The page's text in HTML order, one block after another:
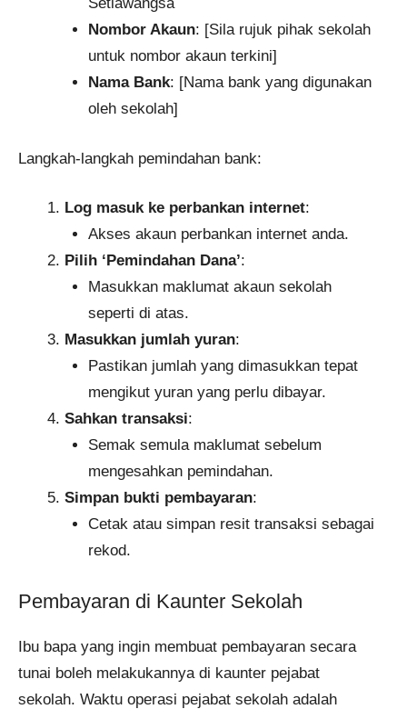
Setiawangsa​
Nombor Akaun: [Sila rujuk pihak sekolah
untuk nombor akaun terkini]​
Nama Bank: [Nama bank yang digunakan
oleh sekolah]
Langkah-langkah pemindahan bank:
Log masuk ke perbankan internet:
Akses akaun perbankan internet anda.​
Pilih ‘Pemindahan Dana’:​
Masukkan maklumat akaun sekolah
seperti di atas.​
Masukkan jumlah yuran:​
Pastikan jumlah yang dimasukkan tepat
mengikut yuran yang perlu dibayar.​
Sahkan transaksi:​
Semak semula maklumat sebelum
mengesahkan pemindahan.​
Simpan bukti pembayaran:​
Cetak atau simpan resit transaksi sebagai
rekod.​
Pembayaran di Kaunter Sekolah
Ibu bapa yang ingin membuat pembayaran secara
tunai boleh melakukannya di kaunter pejabat
sekolah. Waktu operasi pejabat sekolah adalah